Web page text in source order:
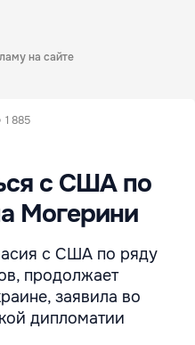
на сайте
1 885
с США по
Могерини
с США по ряду
продолжает
заявила во
дипломатии